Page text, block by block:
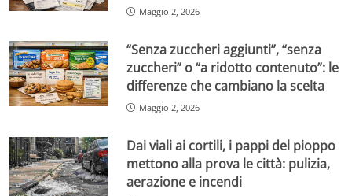
Maggio 2, 2026
“Senza zuccheri aggiunti”, “senza
zuccheri” o “a ridotto contenuto”: le
differenze che cambiano la scelta
Maggio 2, 2026
Dai viali ai cortili, i pappi del pioppo
mettono alla prova le città: pulizia,
aerazione e incendi